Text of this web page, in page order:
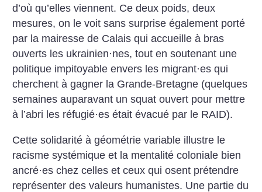
d’où qu’elles viennent. Ce deux poids, deux
mesures, on le voit sans surprise également porté
par la mairesse de Calais qui accueille à bras
ouverts les ukrainien·nes, tout en soutenant une
politique impitoyable envers les migrant·es qui
cherchent à gagner la Grande-Bretagne (quelques
semaines auparavant un squat ouvert pour mettre
à l’abri les réfugié·es était évacué par le RAID).
Cette solidarité à géométrie variable illustre le
racisme systémique et la mentalité coloniale bien
ancré·es chez celles et ceux qui osent prétendre
représenter des valeurs humanistes. Une partie du